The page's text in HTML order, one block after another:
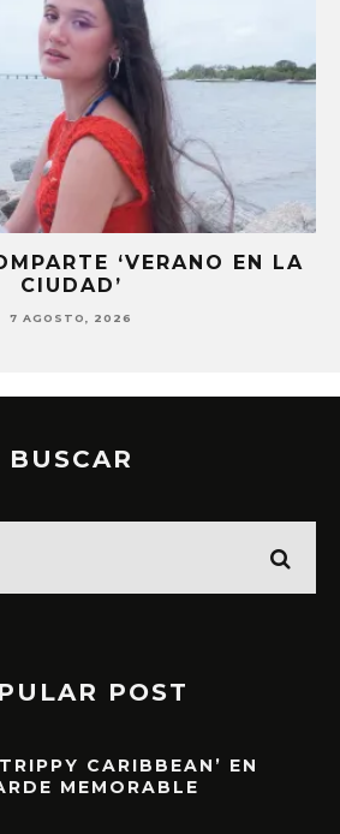
‘VERANO EN LA
CIUDAD’
7 AGOSTO, 2026
BUSCAR
POST
CARIBBEAN’ EN
MEMORABLE